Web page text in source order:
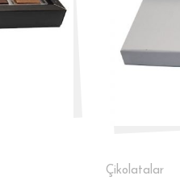
Çikolatalar